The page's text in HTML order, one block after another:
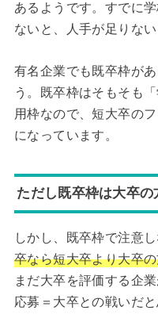
あるようです。すでに
ないと、人手が足りな
有名企業でも既卒枠が
う。既卒枠はそもそも
用枠なので、短大卒の
になっています。
ただし既卒枠は大卒の
しかし、既卒枠で注意
卒なら短大卒より大卒
まだ大卒を評価する企
応募＝大卒との戦いだと